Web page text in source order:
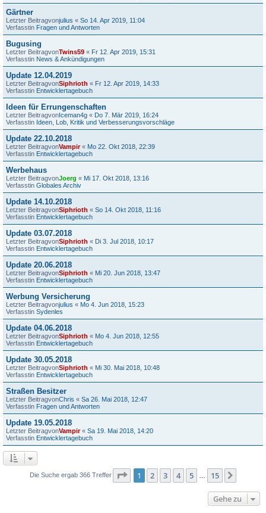
Gärtner
Letzter Beitragvonjulius « So 14. Apr 2019, 11:04
Verfasstin Fragen und Antworten
Bugusing
Letzter BeitragvonTwins59 « Fr 12. Apr 2019, 15:31
Verfasstin News & Ankündigungen
Update 12.04.2019
Letzter BeitragvonSiphrioth « Fr 12. Apr 2019, 14:33
Verfasstin Entwicklertagebuch
Ideen für Errungenschaften
Letzter BeitragvonIceman4g « Do 7. Mär 2019, 16:24
Verfasstin Ideen, Lob, Kritik und Verbesserungsvorschläge
Update 22.10.2018
Letzter BeitragvonVampir« Mo 22. Okt 2018, 22:39
Verfasstin Entwicklertagebuch
Werbehaus
Letzter BeitragvonJoerg « Mi 17. Okt 2018, 13:16
Verfasstin Globales Archiv
Update 14.10.2018
Letzter BeitragvonSiphrioth « So 14. Okt 2018, 11:16
Verfasstin Entwicklertagebuch
Update 03.07.2018
Letzter BeitragvonSiphrioth « Di 3. Jul 2018, 10:17
Verfasstin Entwicklertagebuch
Update 20.06.2018
Letzter BeitragvonSiphrioth « Mi 20. Jun 2018, 13:47
Verfasstin Entwicklertagebuch
Werbung Versicherung
Letzter Beitragvonjulius « Mo 4. Jun 2018, 15:23
Verfasstin Sydenles
Update 04.06.2018
Letzter BeitragvonSiphrioth « Mo 4. Jun 2018, 12:55
Verfasstin Entwicklertagebuch
Update 30.05.2018
Letzter BeitragvonSiphrioth « Mi 30. Mai 2018, 10:48
Verfasstin Entwicklertagebuch
Straßen Besitzer
Letzter BeitragvonChris « Sa 26. Mai 2018, 12:47
Verfasstin Fragen und Antworten
Update 19.05.2018
Letzter BeitragvonVampir« Sa 19. Mai 2018, 14:20
Verfasstin Entwicklertagebuch
Die Suche ergab 366 Treffer Seite 1von 15
1 2 3 4 5 15
Gehe zu